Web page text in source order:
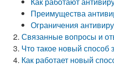
Преимущества
Ограничения
Связанные вопросы и
Что такое новый способ
Как работает новый